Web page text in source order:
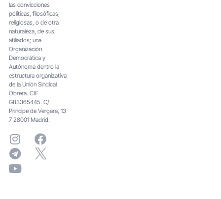
las convicciones
políticas, filosóficas,
religiosas, o de otra
naturaleza, de sus
afiliados; una
Organización
Democrática y
Autónoma dentro la
estructura organizativa
de la Unión Sindical
Obrera. CIF
G83365445. C/
Principe de Vergara, 13
7 28001 Madrid.